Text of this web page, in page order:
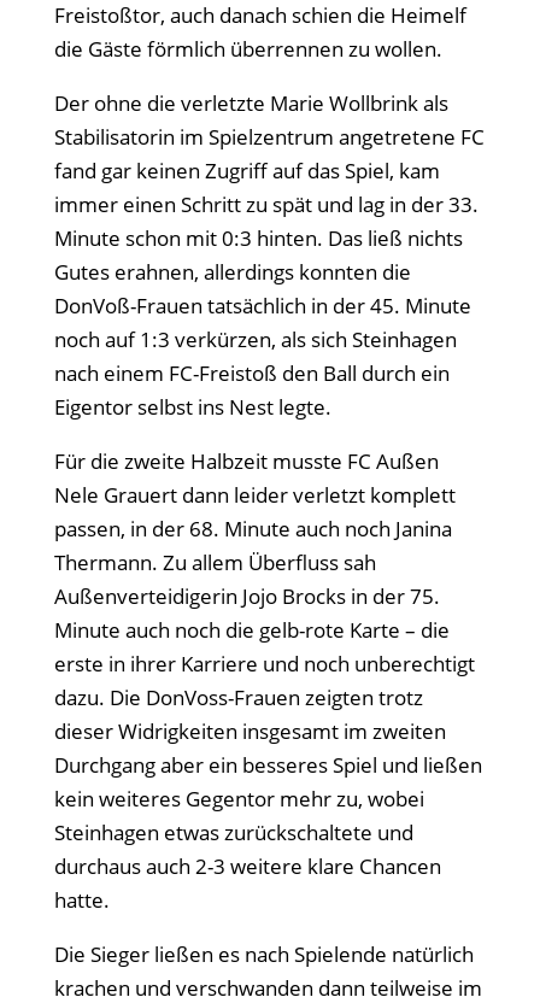
Freistoßtor, auch danach schien die Heimelf
die Gäste förmlich überrennen zu wollen.
Der ohne die verletzte Marie Wollbrink als
Stabilisatorin im Spielzentrum angetretene FC
fand gar keinen Zugriff auf das Spiel, kam
immer einen Schritt zu spät und lag in der 33.
Minute schon mit 0:3 hinten. Das ließ nichts
Gutes erahnen, allerdings konnten die
DonVoß-Frauen tatsächlich in der 45. Minute
noch auf 1:3 verkürzen, als sich Steinhagen
nach einem FC-Freistoß den Ball durch ein
Eigentor selbst ins Nest legte.
Für die zweite Halbzeit musste FC Außen
Nele Grauert dann leider verletzt komplett
passen, in der 68. Minute auch noch Janina
Thermann. Zu allem Überfluss sah
Außenverteidigerin Jojo Brocks in der 75.
Minute auch noch die gelb-rote Karte – die
erste in ihrer Karriere und noch unberechtigt
dazu. Die DonVoss-Frauen zeigten trotz
dieser Widrigkeiten insgesamt im zweiten
Durchgang aber ein besseres Spiel und ließen
kein weiteres Gegentor mehr zu, wobei
Steinhagen etwas zurückschaltete und
durchaus auch 2-3 weitere klare Chancen
hatte.
Die Sieger ließen es nach Spielende natürlich
krachen und verschwanden dann teilweise im